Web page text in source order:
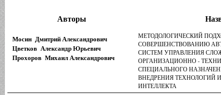
Авторы
Мосин Дмитрий Александрович
Цветков Александр Юрьевич
Прохоров Михаил Александрович
МЕТОДОЛОГИЧЕСКИЙ
СОВЕРШЕНСТВОВАНИЮ
СИСТЕМ УПРАВЛЕНИЯ
ОРГАНИЗАЦИОННО -
СПЕЦИАЛЬНОГО
ВНЕДРЕНИЯ ТЕХНОЛОГИЙ
ИНТЕЛЛЕКТА